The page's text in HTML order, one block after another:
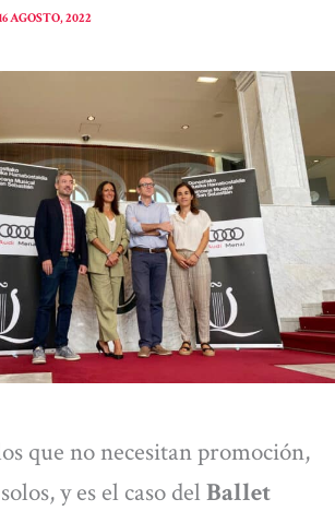
AGOSTO, 2022
que no necesitan promoción,
y es el caso del Ballet